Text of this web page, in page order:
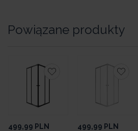
Powiązane produkty
499,99 PLN
499,99 PLN